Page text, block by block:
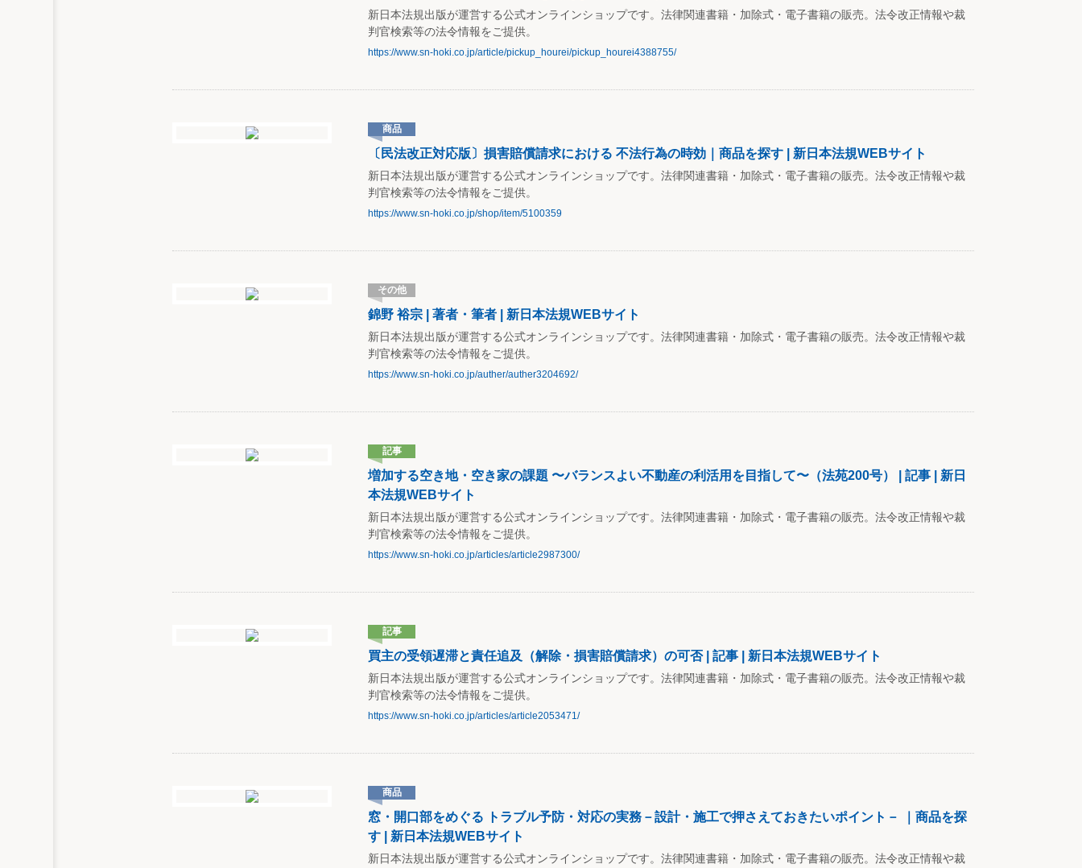
新日本法規出版が運営する公式オンラインショップです。法律関連書籍・加除式・電子書籍の販売。法令改正情報や裁
判官検索等の法令情報をご提供。
https://www.sn-hoki.co.jp/article/pickup_hourei/pickup_hourei4388755/
商品
〔民法改正対応版〕損害賠償請求における 不法行為の時効｜商品を探す | 新日本法規WEBサイト
新日本法規出版が運営する公式オンラインショップです。法律関連書籍・加除式・電子書籍の販売。法令改正情報や裁
判官検索等の法令情報をご提供。
https://www.sn-hoki.co.jp/shop/item/5100359
その他
錦野 裕宗 | 著者・筆者 | 新日本法規WEBサイト
新日本法規出版が運営する公式オンラインショップです。法律関連書籍・加除式・電子書籍の販売。法令改正情報や裁
判官検索等の法令情報をご提供。
https://www.sn-hoki.co.jp/auther/auther3204692/
記事
増加する空き地・空き家の課題 〜バランスよい不動産の利活用を目指して〜（法苑200号） | 記事 | 新日
本法規WEBサイト
新日本法規出版が運営する公式オンラインショップです。法律関連書籍・加除式・電子書籍の販売。法令改正情報や裁
判官検索等の法令情報をご提供。
https://www.sn-hoki.co.jp/articles/article2987300/
記事
買主の受領遅滞と責任追及（解除・損害賠償請求）の可否 | 記事 | 新日本法規WEBサイト
新日本法規出版が運営する公式オンラインショップです。法律関連書籍・加除式・電子書籍の販売。法令改正情報や裁
判官検索等の法令情報をご提供。
https://www.sn-hoki.co.jp/articles/article2053471/
商品
窓・開口部をめぐる トラブル予防・対応の実務－設計・施工で押さえておきたいポイント－ ｜商品を探
す | 新日本法規WEBサイト
新日本法規出版が運営する公式オンラインショップです。法律関連書籍・加除式・電子書籍の販売。法令改正情報や裁